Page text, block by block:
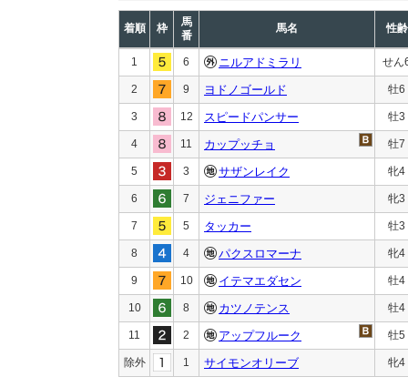
着順 枠
馬
番
馬名 性齢
1 6 ニルアドミラリ せん
2 9 ヨドノゴールド 牡6
3 12 スピードパンサー 牡3
4 11 カップッチョ 牡7
5 3 サザンレイク 牝4
6 7 ジェニファー 牝3
7 5 タッカー 牡3
8 4 パクスロマーナ 牝4
9 10 イテマエダセン 牡4
10 8 カツノテンス 牡4
11 2 アップフルーク 牡5
除外 1 サイモンオリーブ 牝4